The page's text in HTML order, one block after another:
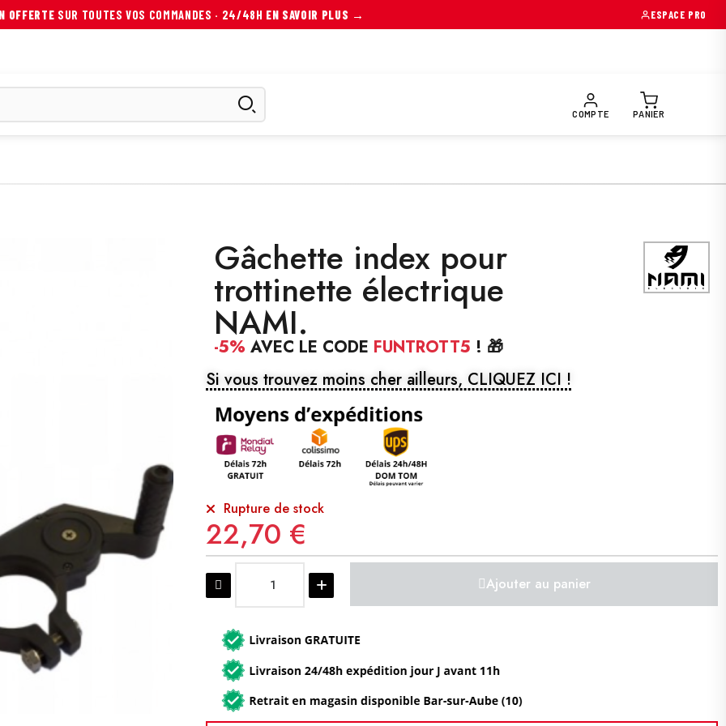
OFFERTE SUR TOUTES VOS COMMANDES · 24/48H EN SAVOIR PLUS → ESPACE PRO
COMPTE PANIER
AUTRES MOBILITÉS EQUIPEMENTS PILOTE PRÉPARATION
Gâchette index pour
trottinette électrique
NAMI.
-5% AVEC LE CODE FUNTROTT5 ! 🎁
Si vous trouvez moins cher ailleurs, CLIQUEZ ICI !
Rupture de stock
22,70 €
Ajouter au panier